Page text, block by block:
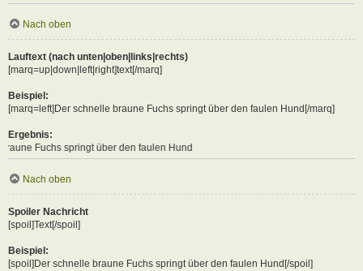
Nach oben
Lauftext (nach unten|oben|links|rechts)
[marq=up|down|left|right]text[/marq]
Beispiel:
[marq=left]Der schnelle braune Fuchs springt über den faulen Hund[/marq]
Ergebnis:
über den faulen Hund
Nach oben
Spoiler Nachricht
[spoil]Text[/spoil]
Beispiel:
[spoil]Der schnelle braune Fuchs springt über den faulen Hund[/spoil]